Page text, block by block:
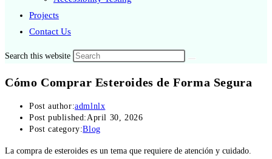
Projects
Contact Us
Search this website
Cómo Comprar Esteroides de Forma Segura
Post author:admlnlx
Post published:April 30, 2026
Post category:Blog
La compra de esteroides es un tema que requiere de atención y cuidado.